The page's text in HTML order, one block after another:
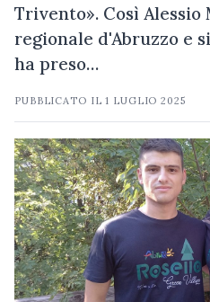
Trivento». Così Alessio
regionale d'Abruzzo e
ha preso…
PUBBLICATO IL1 LUGLIO 2025